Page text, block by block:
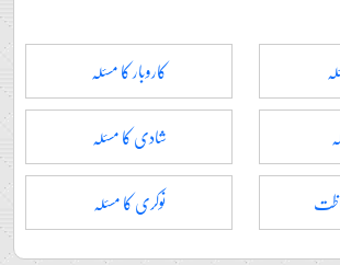
کاروبار کا مسئلہ
شادی کا مسئلہ
نوکری کا مسئلہ